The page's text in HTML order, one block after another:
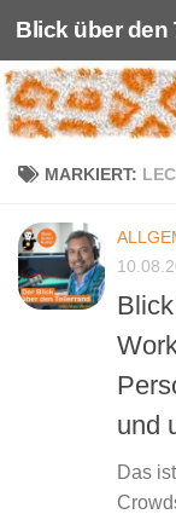
Unter dem
Blick über den
MARKIERT:
und
Das